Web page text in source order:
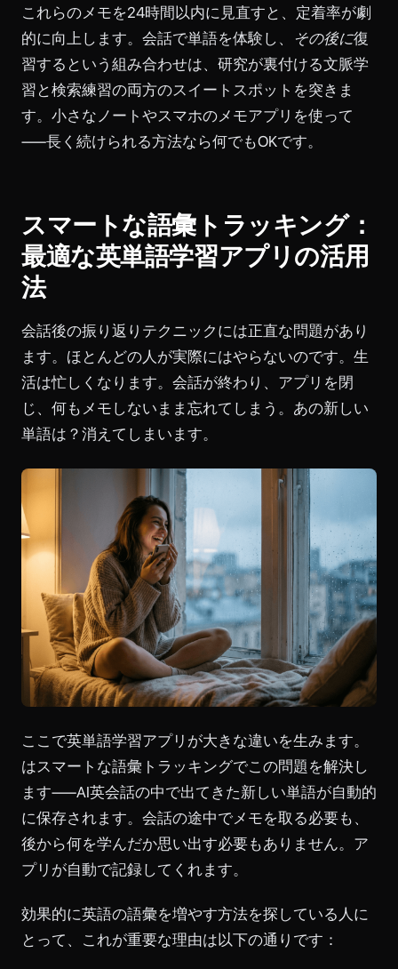
これらのメモを24時間以内に見直すと、定着率が劇
的に向上します。会話で単語を体験し、 その後に復
習するという組み合わせは、研究が裏付ける文脈学
習と検索練習の両方のスイートスポットを突きま
す。小さなノートやスマホのメモアプリを使って
——長く続けられる方法なら何でもOKです。
スマートな語彙トラッキング：
最適な英単語学習アプリの活用
法
会話後の振り返りテクニックには正直な問題があり
ます。ほとんどの人が実際にはやらないのです。生
活は忙しくなります。会話が終わり、アプリを閉
じ、何もメモしないまま忘れてしまう。あの新しい
単語は？消えてしまいます。
ここで英単語学習アプリが大きな違いを生みます。
はスマートな語彙トラッキングでこの問題を解決し
ます——AI英会話の中で出てきた新しい単語が自動的
に保存されます。会話の途中でメモを取る必要も、
後から何を学んだか思い出す必要もありません。ア
プリが自動で記録してくれます。
効果的に英語の語彙を増やす方法を探している人に
とって、これが重要な理由は以下の通りです：